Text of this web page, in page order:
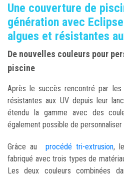
Une couverture de
génération avec
algues et résistantes
De nouvelles couleurs pour
piscine
Après le succès rencontré par les
résistantes aux UV depuis leur
étendu la gamme avec des
également possible de personnaliser
Grâce au procédé tri-extrusion,
fabriqué avec trois types de
Les deux couleurs combinées